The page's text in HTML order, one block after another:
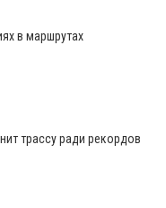
в маршрутах
трассу ради рекордов